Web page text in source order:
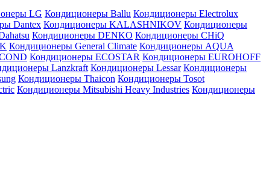
LG Кондиционеры Ballu Кондиционеры Electrolux
Dantex Кондиционеры KALASHNIKOV Кондиционеры
Кондиционеры DENKO Кондиционеры CHiQ
Кондиционеры General Climate Кондиционеры AQUA
Кондиционеры ECOSTAR Кондиционеры EUROHOFF
Lanzkraft Кондиционеры Lessar Кондиционеры
Кондиционеры Thaicon Кондиционеры Tosot
Кондиционеры Mitsubishi Heavy Industries Кондиционеры